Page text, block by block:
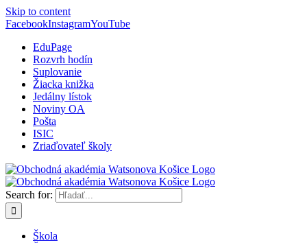
Skip to content
FacebookInstagramYouTube
EduPage
Rozvrh hodín
Suplovanie
Žiacka knižka
Jedálny lístok
Noviny OA
Pošta
ISIC
Zriaďovateľ školy
Search for:
Škola